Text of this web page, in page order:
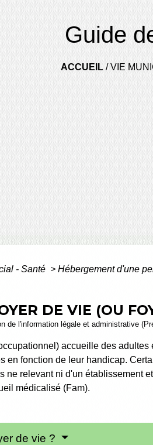
Guide
ACCUEIL/VIE
- Santé > Hébergement d'une
DE VIE (OU
de l'information légale et administrative
accueille des
en fonction de leur handicap.
ne relevant ni d'un établissement
médicalisé (Fam).
de vie ?